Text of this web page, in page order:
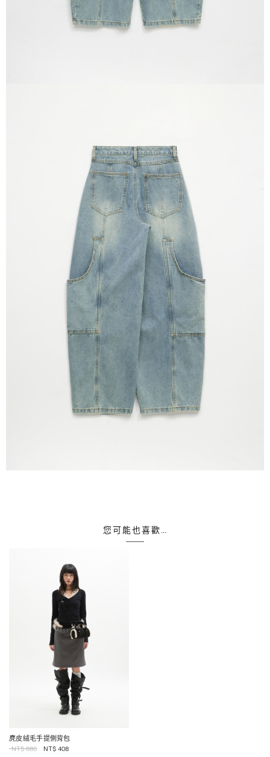
您可能也喜歡…
麂皮絨毛手提側背包
NT$ 680 NT$ 408